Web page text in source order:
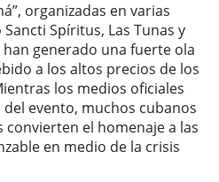
organizadas en varias
Spíritus, Las Tunas y
generado una fuerte ola
a los altos precios de los
los medios oficiales
evento, muchos cubanos
el homenaje a las
en medio de la crisis